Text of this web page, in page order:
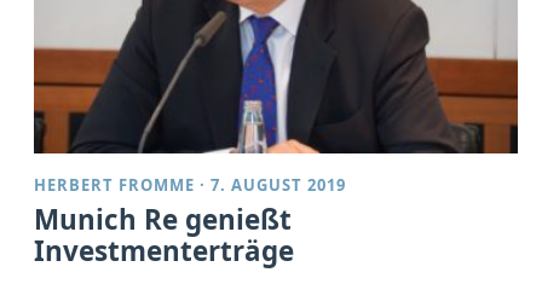
HERBERT FROMME ·7. AUGUST 2019
Munich Re genießt
Investmenterträge